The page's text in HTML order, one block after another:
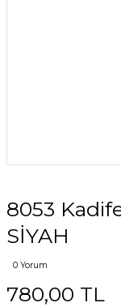
8053
SİYAH
0 Yorum
780,00 TL